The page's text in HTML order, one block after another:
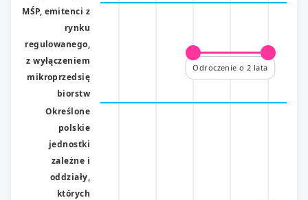
MŚP, emitenci z
rynku
regulowanego,
z wyłączeniem
mikroprzedsię
biorstw
Odroczenie o 2 lata
Określone
polskie
jednostki
zależne i
oddziały,
których